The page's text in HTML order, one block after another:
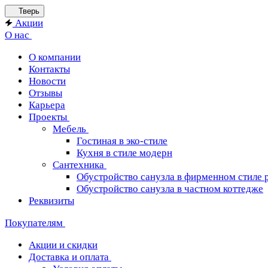
Тверь
Акции
О нас
О компании
Контакты
Новости
Отзывы
Карьера
Проекты
Мебель
Гостиная в эко-стиле
Кухня в стиле модерн
Сантехника
Обустройство санузла в фирменном стиле
Обустройство санузла в частном коттедже
Реквизиты
Покупателям
Акции и скидки
Доставка и оплата